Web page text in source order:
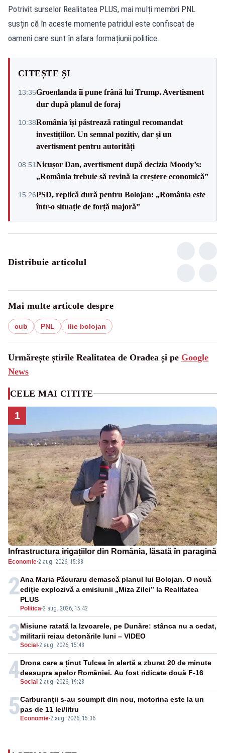
Potrivit surselor Realitatea PLUS, mai mulți membri PNL
susțin că în aceste momente patridul este confiscat de
oameni care sunt în afara formațiunii politice.
CITEȘTE ȘI
13:35Groenlanda îi pune frână lui Trump. Avertisment
dur după planul de foraj
10:38România își păstrează ratingul recomandat
investițiilor. Un semnal pozitiv, dar și un
avertisment pentru autorități
08:51Nicușor Dan, avertisment după decizia Moody’s:
„România trebuie să revină la creștere economică”
15:26PSD, replică dură pentru Bolojan: „România este
într-o situație de forță majoră”
Distribuie articolul
Mai multe articole despre
cub PNL ilie bolojan
Urmărește știrile Realitatea de Oradea și pe Google
News
CELE MAI CITITE
1
Infrastructura irigațiilor din România, lăsată în paragină
Economie·2 aug. 2026, 15:38
2
Politica-2 aug. 2026, 15:42
Ana Maria Păcuraru demască planul lui Bolojan. O nouă
ediție explozivă a emisiunii „Miza Zilei” la Realitatea
PLUS
3Social -2 aug. 2026, 15:48
Misiune ratată la Izvoarele, pe Dunăre: stânca nu a cedat,
militarii reiau detonările luni – VIDEO
4Social -2 aug. 2026, 19:28
Drona care a ținut Tulcea în alertă a zburat 20 de minute
deasupra apelor României. Au fost ridicate două F-16
5 Economie-2 aug. 2026, 15:36
Carburanții s-au scumpit din nou, motorina este la un
pas de 11 lei/litru